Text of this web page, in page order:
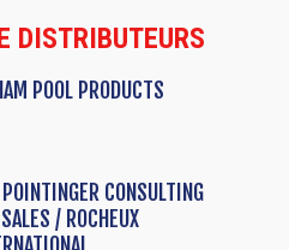
DISTRIBUTEURS
POOL PRODUCTS
CONSULTING
/ ROCHEUX